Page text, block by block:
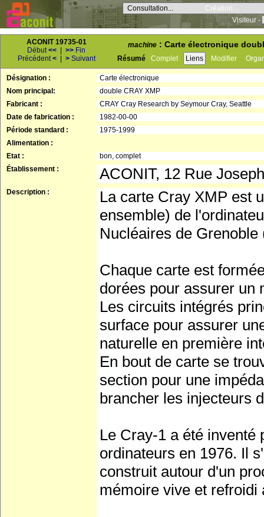
Consultation...
Création...
Visiteur -
ACONIT 19735-01
Début<< >> Fin
Précédent< > Suivant
machine : Carte électronique
Résumé Complet Liens Modifier
Désignation :
Carte électronique
Nom principal:
double CRAY XMP
Fabricant :
CRAY Cray Research by Seymour Cray, Seattle
Date de fabrication :
1982-00-00
Période standard :
1975-1999
Alimentation :
Etat :
bon, complet
Établissement :
ACONIT, 12 Rue
Description :
La carte Cray XMP est
ensemble) de
Nucléaires de Grenoble
Chaque carte est
dorées pour assurer un
Les circuits intégrés
surface pour assurer
naturelle en première
En bout de carte se
section pour une
brancher les injecteurs
Le Cray-1 a été inventé
ordinateurs en 1976. Il
construit autour d'un
mémoire vive et refroidi